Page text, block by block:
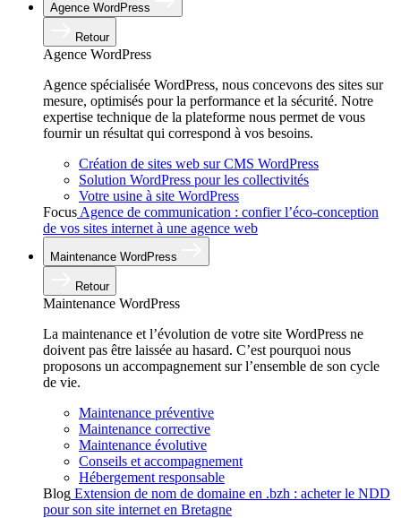
Agence WordPress
Retour
Agence WordPress
Agence spécialisée WordPress, nous concevons des sites sur
mesure, optimisés pour la performance et la sécurité. Notre
expertise technique de la plateforme nous permet de vous
fournir un résultat qui correspond à vos besoins.
Création de sites web sur CMS WordPress
Solution WordPress pour les collectivités
Votre usine à site WordPress
Focus Agence de communication : confier l’éco-conception
de vos sites internet à une agence web
Maintenance WordPress
Retour
Maintenance WordPress
La maintenance et l’évolution de votre site WordPress ne
doivent pas être laissée au hasard. C’est pourquoi nous
proposons un accompagnement sur l’ensemble de son cycle
de vie.
Maintenance préventive
Maintenance corrective
Maintenance évolutive
Conseils et accompagnement
Hébergement responsable
Blog Extension de nom de domaine en .bzh : acheter le NDD
pour son site internet en Bretagne